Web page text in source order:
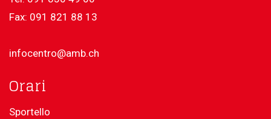
Fax: 091 821 88 13
infocentro@amb.ch
Orari
Sportello